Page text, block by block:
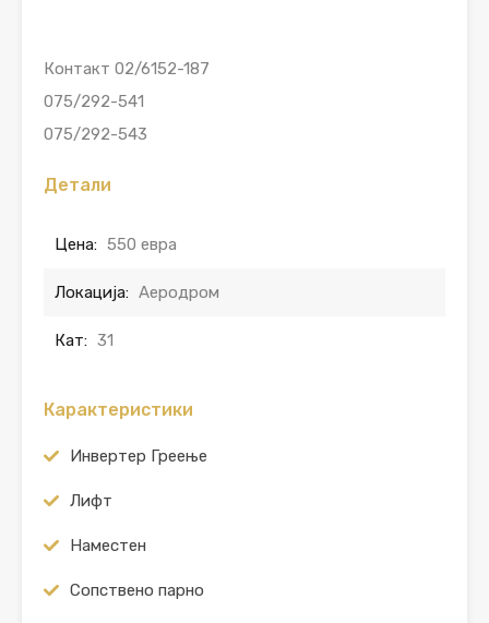
Контакт 02/6152-187
075/292-541
075/292-543
Детали
Цена: 550 евра
Локација: Аеродром
Кат: 31
Карактеристики
Инвертер Греење
Лифт
Наместен
Сопствено парно